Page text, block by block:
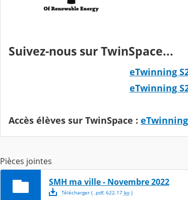
Suivez-nous sur TwinSpace...
eTwinning
eTwinning
Accès élèves sur TwinSpace : eTwinning
Pièces jointes
SMH ma ville - Novembre 2022
Télécharger( .pdf, 622.17 ko)